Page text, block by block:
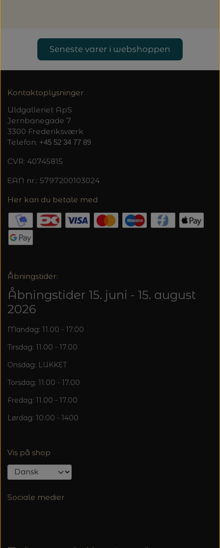
Seneste varer i webshoppen
Kontaktoplysninger
Uldgalleriet ApS
Jernbanegade 7
3300 Frederiksværk
Telefon: +45 52 34 77 89
CVR: 40745815
EAN nr.: 5797200103024
Her kan du betale med
Åbningstider:
Åbningstider 15. juni - 15. august
2026
Mandag: 11.00 - 17.00
Tirsdag: 11.00 - 17.00
Onsdag: LUKKET
Torsdag: 11.00 - 17.00
Fredag: 11.00 - 17.00
Lørdag: 10.00 - 1400
Vis på shop
Sociale medier